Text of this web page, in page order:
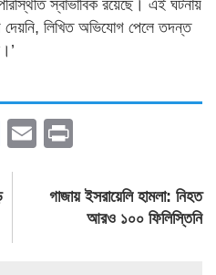
স্বাভাবিক রয়েছে। এই ঘটনায়
লিখিত অভিযোগ পেলে তদন্ত
Messenger
Email
গাজায় ইসরায়েলি হামলা: নিহত
আরও ১০০ ফিলিস্তিনি